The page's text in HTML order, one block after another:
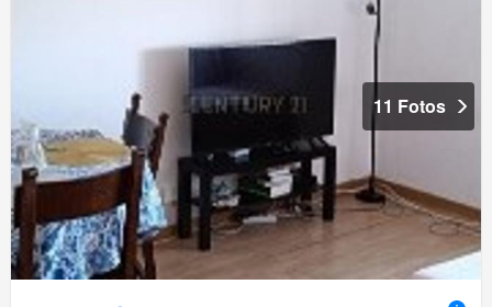
11 Fotos